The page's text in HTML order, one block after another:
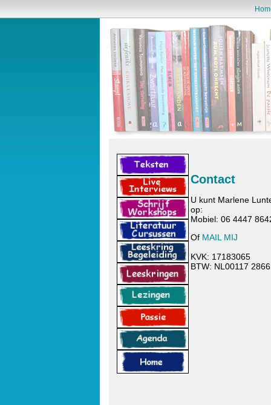
Contact
U kunt Marlene
op:
Mobiel: 06 4447
Of MAIL MIJ
KVK: 17183065
BTW: NL00117